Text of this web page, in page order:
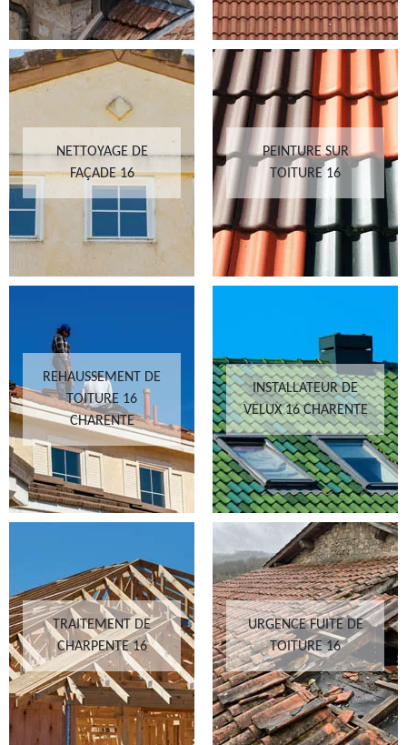
NETTOYAGE DE
FAÇADE 16
PEINTURE SUR
TOITURE 16
REHAUSSEMENT DE
TOITURE 16
CHARENTE
INSTALLATEUR DE
VELUX 16 CHARENTE
TRAITEMENT DE
CHARPENTE 16
URGENCE FUITE DE
TOITURE 16